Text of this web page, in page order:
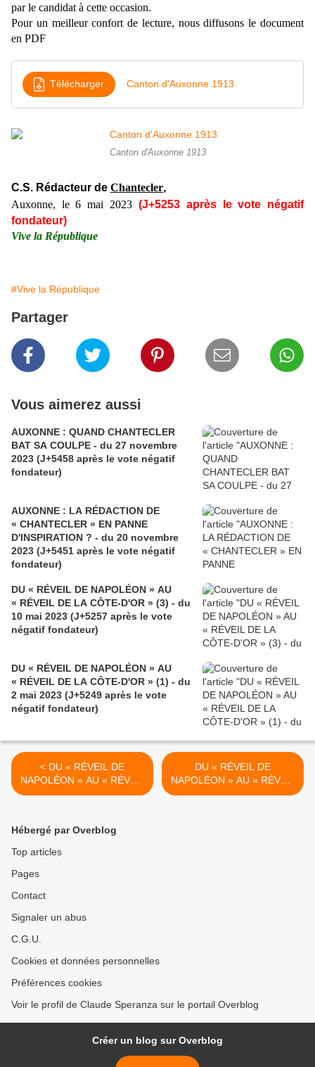
par le candidat à cette occasion.
Pour un meilleur confort de lecture, nous diffusons le document
en PDF
Télécharger Canton d'Auxonne 1913
Canton d'Auxonne 1913
C.S. Rédacteur de Chantecler,
Auxonne, le 6 mai 2023 (J+5253 après le vote négatif
fondateur)
Vive la République
#Vive la République
Partager
Vous aimerez aussi
AUXONNE : QUAND CHANTECLER
BAT SA COULPE - du 27 novembre
2023 (J+5458 après le vote négatif
fondateur)
AUXONNE : LA RÉDACTION DE
« CHANTECLER » EN PANNE
D'INSPIRATION ? - du 20 novembre
2023 (J+5451 après le vote négatif
fondateur)
DU « RÉVEIL DE NAPOLÉON » AU
« RÉVEIL DE LA CÔTE-D'OR » (3) - du
10 mai 2023 (J+5257 après le vote
négatif fondateur)
DU « RÉVEIL DE NAPOLÉON » AU
« RÉVEIL DE LA CÔTE-D'OR » (1) - du
2 mai 2023 (J+5249 après le vote
négatif fondateur)
< DU « RÉVEIL DE
NAPOLÉON » AU « RÉVEIL
DE LA CÔTE-D'OR » (1) -
fondateur)
DU « RÉVEIL DE
NAPOLÉON » AU « RÉVEIL
DE LA CÔTE-D'OR » (3) -
Hébergé par Overblog
Top articles
Pages
Contact
Signaler un abus
C.G.U.
Cookies et données personnelles
Préférences cookies
Voir le profil de Claude Speranza sur le portail Overblog
Créer un blog sur Overblog